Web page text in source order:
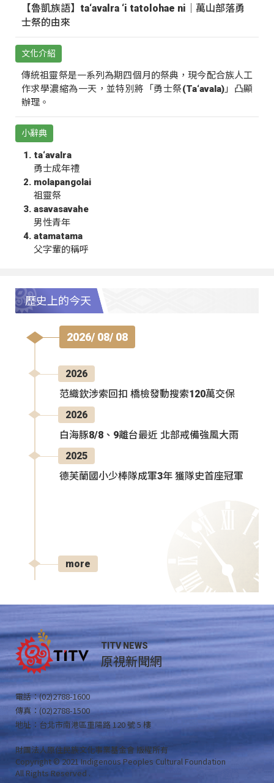
【魯凱族語】ta‘avalra ‘i tatolohae ni｜萬山部落勇
士祭的由來
文化介紹
傳統祖靈祭是一系列為期四個月的祭典，現今配合族人工
作求學濃縮為一天，並特別將「勇士祭(Ta‘avala)」凸顯
辦理。
小辭典
ta‘avalra
勇士成年禮
molapangolai
祖靈祭
asavasavahe
男性青年
atamatama
父字輩的稱呼
歷史上的今天
2026/ 08/ 08
2026
范織欽涉索回扣 橋檢發動搜索120萬交保
2026
白海豚8/8、9離台最近 北部戒備強風大雨
2025
德芙蘭國小少棒隊成軍3年 獲隊史首座冠軍
more
TITV NEWS
原視新聞網
電話：(02)2788-1600
傳真：(02)2788-1500
地址：台北市南港區重陽路 120 號 5 樓
財團法人原住民族文化事業基金會 版權所有
Copyright © 2021 Indigenous Peoples Cultural Foundation
All Rights Reserved .